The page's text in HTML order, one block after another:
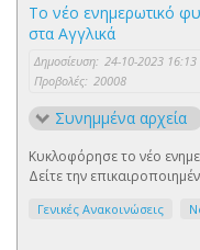
Το νέο ενημερωτικό
στα Αγγλικά
Δημοσίευση: 24-10-2023 16:13
Προβολές: 20008
Συνημμένα αρχεία
Κυκλοφόρησε το νέο
Δείτε την
Γενικές Ανακοινώσεις